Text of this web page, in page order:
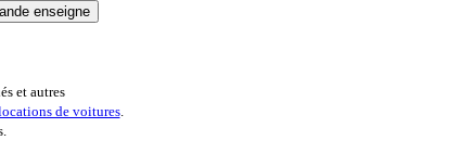
et autres
de voitures.